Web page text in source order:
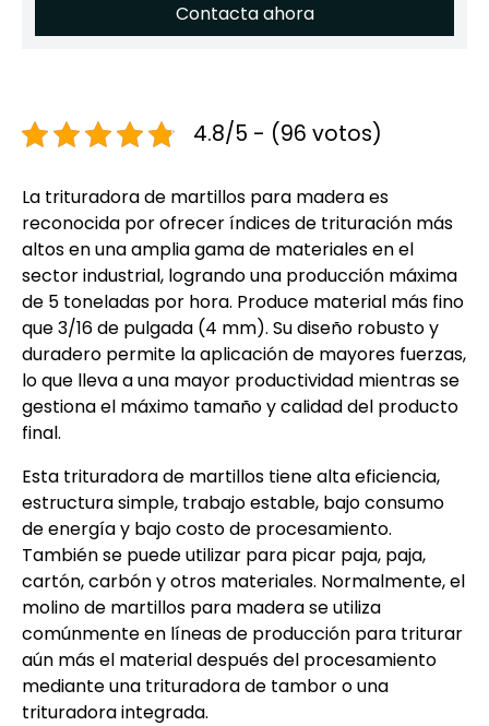
Contacta ahora
4.8/5 - (96 votos)
La trituradora de martillos para madera es
reconocida por ofrecer índices de trituración más
altos en una amplia gama de materiales en el
sector industrial, logrando una producción máxima
de 5 toneladas por hora. Produce material más fino
que 3/16 de pulgada (4 mm). Su diseño robusto y
duradero permite la aplicación de mayores fuerzas,
lo que lleva a una mayor productividad mientras se
gestiona el máximo tamaño y calidad del producto
final.
Esta trituradora de martillos tiene alta eficiencia,
estructura simple, trabajo estable, bajo consumo
de energía y bajo costo de procesamiento.
También se puede utilizar para picar paja, paja,
cartón, carbón y otros materiales. Normalmente, el
molino de martillos para madera se utiliza
comúnmente en líneas de producción para triturar
aún más el material después del procesamiento
mediante una trituradora de tambor o una
trituradora integrada.